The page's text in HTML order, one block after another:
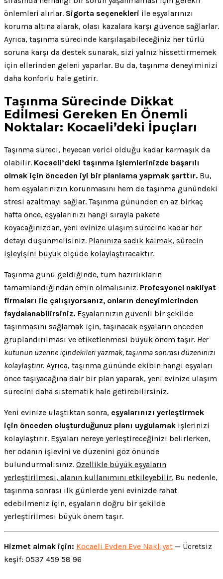
önlemleri alırlar. Sigorta seçenekleri ile eşyalarınızı
koruma altına alarak, olası kazalara karşı güvence sağlarlar.
Ayrıca, taşınma sürecinde karşılaşabileceğiniz her türlü
soruna karşı da destek sunarak, sizi yalnız hissettirmemek
için ellerinden geleni yaparlar. Bu da, taşınma deneyiminizi
daha konforlu hale getirir.
Taşınma Sürecinde Dikkat
Edilmesi Gereken En Önemli
Noktalar: Kocaeli’deki İpuçları
Taşınma süreci, heyecan verici olduğu kadar karmaşık da
olabilir. Kocaeli’deki taşınma işlemlerinizde başarılı
olmak için önceden iyi bir planlama yapmak şarttır. Bu,
hem eşyalarınızın korunmasını hem de taşınma günündeki
stresi azaltmayı sağlar. Taşınma gününden en az birkaç
hafta önce, eşyalarınızı hangi sırayla pakete
koyacağınızdan, yeni evinize ulaşım sürecine kadar her
detayı düşünmelisiniz. Planınıza sadık kalmak, sürecin
işleyişini büyük ölçüde kolaylaştıracaktır.
Taşınma günü geldiğinde, tüm hazırlıkların
tamamlandığından emin olmalısınız. Profesyonel nakliyat
firmaları ile çalışıyorsanız, onların deneyimlerinden
faydalanabilirsiniz. Eşyalarınızın güvenli bir şekilde
taşınmasını sağlamak için, taşınacak eşyaların önceden
gruplandırılması ve etiketlenmesi büyük önem taşır. Her
kutunun üzerine içindekileri yazmak, taşınma sonrası düzeninizi
kolaylaştırır. Ayrıca, taşınma gününde ekibin hangi eşyaları
önce taşıyacağına dair bir plan yaparak, yeni evinize ulaşım
sürecini daha sistematik hale getirebilirsiniz.
Yeni evinize ulaştıktan sonra, eşyalarınızı yerleştirmek
için önceden oluşturduğunuz planı uygulamak işlerinizi
kolaylaştırır. Eşyaları nereye yerleştireceğinizi belirlerken,
her odanın işlevini ve düzenini göz önünde
bulundurmalısınız. Özellikle büyük eşyaların
yerleştirilmesi, alanın kullanımını etkileyebilir. Bu nedenle,
taşınma sonrası ilk günlerde yeni evinizde rahat
edebilmeniz için, eşyaların doğru bir şekilde
yerleştirilmesi büyük önem taşır.
Hizmet almak için: Kocaeli Evden Eve Nakliyat — Ücretsiz
keşif: 0537 459 58 96